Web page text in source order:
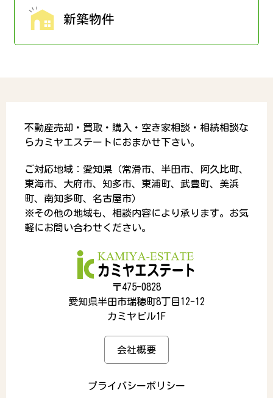
新築物件
不動産売却・買取・購入・空き家相談・相続相談な
らカミヤエステートにおまかせ下さい。
ご対応地域：愛知県（常滑市、半田市、阿久比町、
東海市、大府市、知多市、東浦町、武豊町、美浜
町、南知多町、名古屋市）
※その他の地域も、相談内容により承ります。お気
軽にお問い合わせください。
〒475-0828
愛知県半田市瑞穂町8丁目12-12
カミヤビル1F
会社概要
プライバシーポリシー